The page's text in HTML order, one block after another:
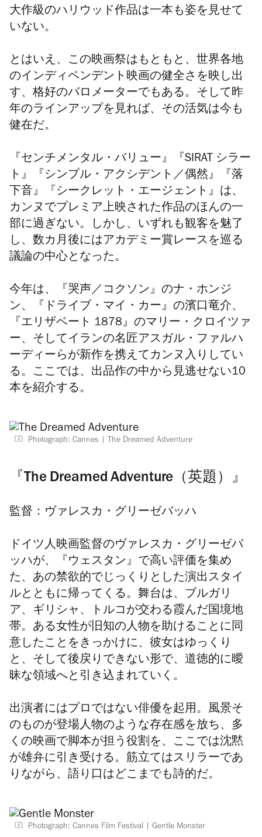
大作級のハリウッド作品は一本も姿を見せて
いない。
とはいえ、この映画祭はもともと、世界各地
のインディペンデント映画の健全さを映し出
す、格好のバロメーターでもある。そして昨
年のラインアップを見れば、その活気は今も
健在だ。
『センチメンタル・バリュー』『SIRAT シラー
ト』『シンプル・アクシデント／偶然』『落
下音』『シークレット・エージェント』は、
カンヌでプレミア上映された作品のほんの一
部に過ぎない。しかし、いずれも観客を魅了
し、数カ月後にはアカデミー賞レースを巡る
議論の中心となった。
今年は、『哭声／コクソン』のナ・ホンジ
ン、『ドライブ・マイ・カー』の濱口竜介、
『エリザベート 1878』のマリー・クロイツァ
ー、そしてイランの名匠アスガル・ファルハ
ーディーらが新作を携えてカンヌ入りしてい
る。ここでは、出品作の中から見逃せない10
本を紹介する。
Photograph: Cannes The Dreamed Adventure
『The Dreamed Adventure（英題）』
監督：ヴァレスカ・グリーゼバッハ
ドイツ人映画監督のヴァレスカ・グリーゼバ
ッハが、『ウェスタン』で高い評価を集め
た、あの禁欲的でじっくりとした演出スタイ
ルとともに帰ってくる。舞台は、ブルガリ
ア、ギリシャ、トルコが交わる霞んだ国境地
帯。ある女性が旧知の人物を助けることに同
意したことをきっかけに、彼女はゆっくり
と、そして後戻りできない形で、道徳的に曖
昧な領域へと引き込まれていく。
出演者にはプロではない俳優を起用。風景そ
のものが登場人物のような存在感を放ち、多
くの映画で脚本が担う役割を、ここでは沈黙
が雄弁に引き受ける。筋立てはスリラーであ
りながら、語り口はどこまでも詩的だ。
Photograph: Cannes Film Festival Gentle Monster